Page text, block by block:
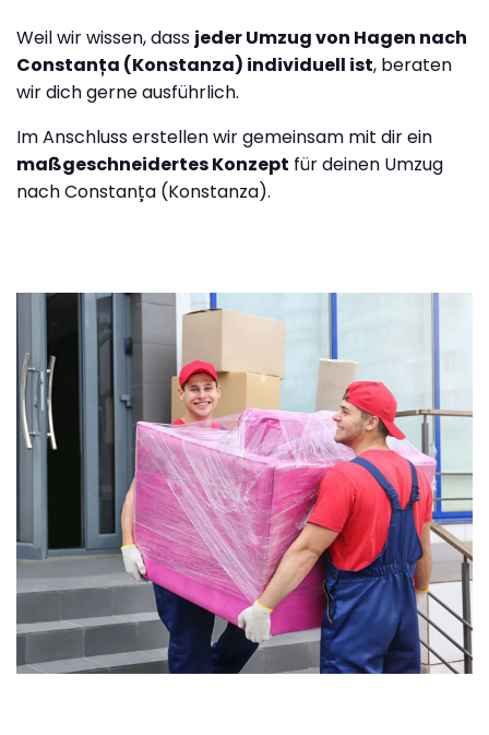
Weil wir wissen, dass jeder Umzug von Hagen nach
Constanța (Konstanza) individuell ist, beraten
wir dich gerne ausführlich.
Im Anschluss erstellen wir gemeinsam mit dir ein
maßgeschneidertes Konzept für deinen Umzug
nach Constanța (Konstanza).